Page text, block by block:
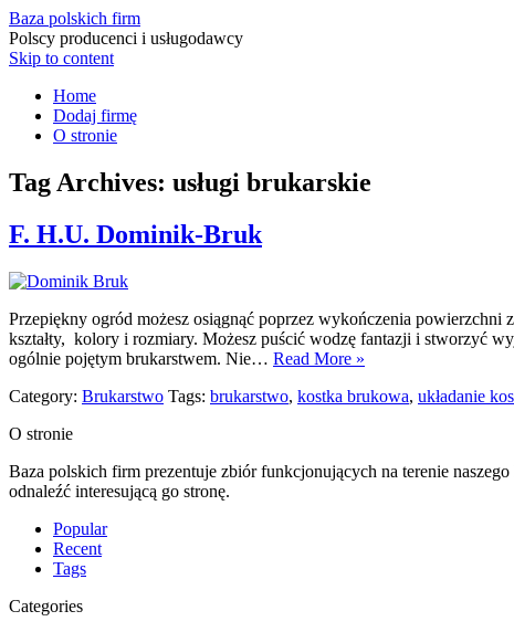
Baza polskich firm
Polscy producenci i usługodawcy
Skip to content
Home
Dodaj firmę
O stronie
Tag Archives: usługi brukarskie
F. H.U. Dominik-Bruk
Przepiękny ogród możesz osiągnąć poprzez wykończenia
kształty, kolory i rozmiary. Możesz puścić wodzę fantazji i stworzyć
ogólnie pojętym brukarstwem. Nie… Read More »
Category: Brukarstwo Tags: brukarstwo, kostka brukowa, układanie
O stronie
Baza polskich firm prezentuje zbiór funkcjonujących na terenie
odnaleźć interesującą go stronę.
Popular
Recent
Tags
Categories